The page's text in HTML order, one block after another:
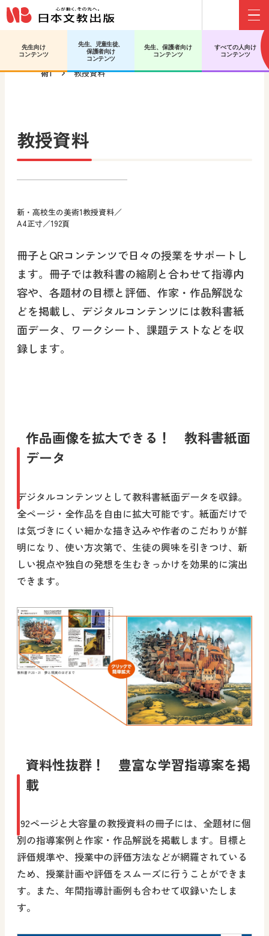
先生向け
コンテンツ
先生、児童生徒、
保護者向け
コンテンツ
先生、保護者向け
コンテンツ
すべての人向け
コンテンツ
日文HOME 高等学校 美術／工芸
新・高校生の美
術1
教授資料
教授資料
新・高校生の美術1教授資料／
A4正寸／192頁
冊子とQRコンテンツで日々の授業をサポートし
ます。冊子では教科書の縮刷と合わせて指導内
容や、各題材の目標と評価、作家・作品解説な
どを掲載し、デジタルコンテンツには教科書紙
面データ、ワークシート、課題テストなどを収
録します。
作品画像を拡大できる！ 教科書紙面
データ
デジタルコンテンツとして教科書紙面データを収録。
全ページ・全作品を自由に拡大可能です。紙面だけで
は気づきにくい細かな描き込みや作者のこだわりが鮮
明になり、使い方次第で、生徒の興味を引きつけ、新
しい視点や独自の発想を生むきっかけを効果的に演出
できます。
資料性抜群！ 豊富な学習指導案を掲
載
192ページと大容量の教授資料の冊子には、全題材に個
別の指導案例と作家・作品解説を掲載します。目標と
評価規準や、授業中の評価方法などが網羅されている
ため、授業計画や評価をスムーズに行うことができま
す。また、年間指導計画例も合わせて収録いたしま
す。